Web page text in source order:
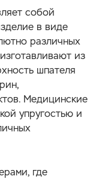
собой
в виде
различных
из
шпателя
Медицинские
упругостью и
где